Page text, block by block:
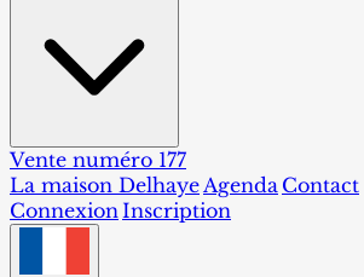
Vente numéro 177
La maison DelhayeAgenda Contact
ConnexionInscription